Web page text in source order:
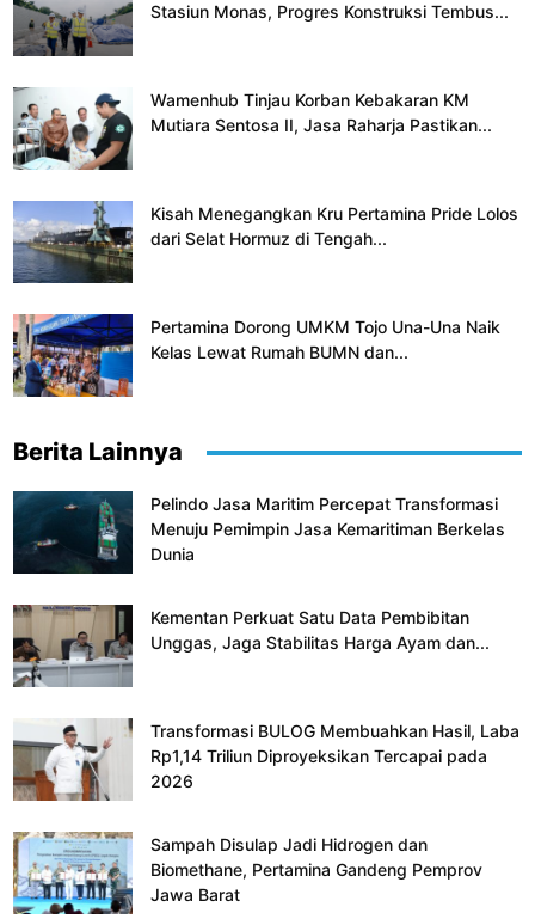
Stasiun Monas, Progres Konstruksi Tembus...
Wamenhub Tinjau Korban Kebakaran KM
Mutiara Sentosa II, Jasa Raharja Pastikan...
Kisah Menegangkan Kru Pertamina Pride Lolos
dari Selat Hormuz di Tengah...
Pertamina Dorong UMKM Tojo Una-Una Naik
Kelas Lewat Rumah BUMN dan...
Berita Lainnya
Pelindo Jasa Maritim Percepat Transformasi
Menuju Pemimpin Jasa Kemaritiman Berkelas
Dunia
Kementan Perkuat Satu Data Pembibitan
Unggas, Jaga Stabilitas Harga Ayam dan...
Transformasi BULOG Membuahkan Hasil, Laba
Rp1,14 Triliun Diproyeksikan Tercapai pada
2026
Sampah Disulap Jadi Hidrogen dan
Biomethane, Pertamina Gandeng Pemprov
Jawa Barat